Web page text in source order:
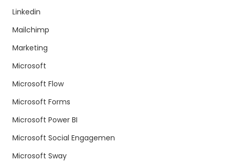
Linkedin
Mailchimp
Marketing
Microsoft
Microsoft Flow
Microsoft Forms
Microsoft Power BI
Microsoft Social Engagemen
Microsoft Sway